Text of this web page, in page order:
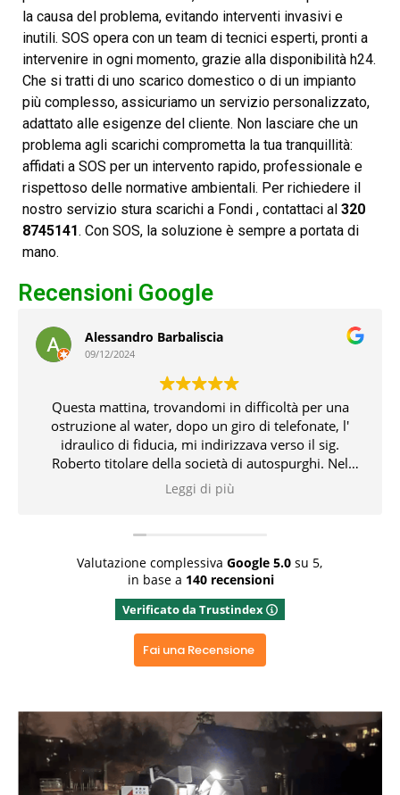
la causa del problema, evitando interventi invasivi e
inutili. SOS opera con un team di tecnici esperti, pronti a
intervenire in ogni momento, grazie alla disponibilità h24.
Che si tratti di uno scarico domestico o di un impianto
più complesso, assicuriamo un servizio personalizzato,
adattato alle esigenze del cliente. Non lasciare che un
problema agli scarichi comprometta la tua tranquillità:
affidati a SOS per un intervento rapido, professionale e
rispettoso delle normative ambientali. Per richiedere il
nostro servizio stura scarichi a Fondi , contattaci al 320
8745141. Con SOS, la soluzione è sempre a portata di
mano.
Recensioni Google
Alessandro Barbaliscia
09/12/2024
Questa mattina, trovandomi in difficoltà per una
ostruzione al water, dopo un giro di telefonate, l'
idraulico di fiducia, mi indirizzava verso il sig.
Roberto titolare della società di autospurghi. Nel
pomeriggio, il suddetto, unitamente all' idraulico,
risolvevano l' inconveniente che non pochi problemi
conoscenza delle problematiche e delle relative
soluzioni. Bravissimi entrambi 👏👏👏👍
Grazie x aver dedicato del tempo x una recensione
positiva, grazie ancora
Leggi di più
Valutazione complessiva Google 5.0su 5,
in base a 140 recensioni
Verificato da Trustindex
Fai una Recensione